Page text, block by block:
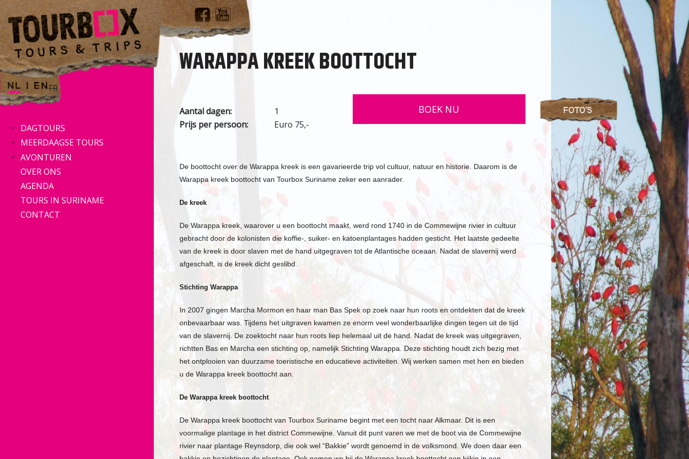
FR
DAGTOURS
MEERDAAGSE TOURS
AVONTUREN
OVER ONS
AGENDA
TOURS IN SURINAME
CONTACT
WARAPPA KREEK BOOTTOCHT
Aantal dagen:
1
Prijs per persoon:
Euro 75,-
BOEK NU
De boottocht over de Warappa kreek is een gavarieerde trip vol cultuur, natuur en historie. Daarom is de
Warappa kreek boottocht van Tourbox Suriname zeker een aanrader.
De kreek
De Warappa kreek, waarover u een boottocht maakt, werd rond 1740 in de Commewijne rivier in cultuur
gebracht door de kolonisten die koffie-, suiker- en katoenplantages hadden gesticht. Het laatste gedeelte
van de kreek is door slaven met de hand uitgegraven tot de Atlantische oceaan. Nadat de slavernij werd
afgeschaft, is de kreek dicht geslibd.
Stichting Warappa
In 2007 gingen Marcha Mormon en haar man Bas Spek op zoek naar hun roots en ontdekten dat de kreek
onbevaarbaar was. Tijdens het uitgraven kwamen ze enorm veel wonderbaarlijke dingen tegen uit de tijd
van de slavernij. De zoektocht naar hun roots liep helemaal uit de hand. Nadat de kreek was uitgegraven,
richtten Bas en Marcha een stichting op, namelijk Stichting Warappa. Deze stichting houdt zich bezig met
het ontplooien van duurzame toeristische en educatieve activiteiten. Wij werken samen met hen en bieden
u de Warappa kreek boottocht aan.
De Warappa kreek boottocht
De Warappa kreek boottocht van Tourbox Suriname begint met een tocht naar Alkmaar. Dit is een
voormalige plantage in het district Commewijne. Vanuit dit punt varen we met de boot via de Commewijne
rivier naar plantage Reynsdorp, die ook wel “Bakkie” wordt genoemd in de volksmond. We doen daar een